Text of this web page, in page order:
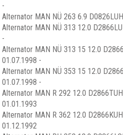
-
Alternator MAN NÜ 263 6.9
Alternator MAN NÜ 313 12.0
-
Alternator MAN NÜ 313 15 12.0
01.07.1998 -
Alternator MAN NÜ 353 15 12.0
01.07.1998 -
Alternator MAN R 292 12.0
01.01.1993
Alternator MAN R 362 12.0
01.12.1992